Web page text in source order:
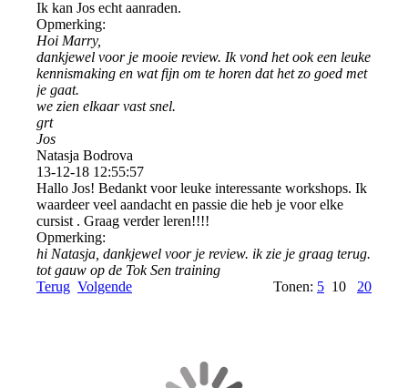
Ik kan Jos echt aanraden.
Opmerking:
Hoi Marry,
dankjewel voor je mooie review. Ik vond het ook een leuke
kennismaking en wat fijn om te horen dat het zo goed met
je gaat.
we zien elkaar vast snel.
grt
Jos
Natasja Bodrova
13-12-18 12:55:57
Hallo Jos! Bedankt voor leuke interessante workshops. Ik
waardeer veel aandacht en passie die heb je voor elke
cursist . Graag verder leren!!!!
Opmerking:
hi Natasja, dankjewel voor je review. ik zie je graag terug.
tot gauw op de Tok Sen training
Terug Volgende Tonen: 5 10 20